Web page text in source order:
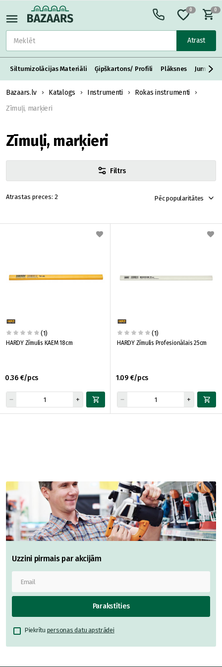
Atrast
0 0
Siltumizolācijas Materiāli Ģipškartons/ Profili Plāksnes Jumta
Bazaars.lv Katalogs Instrumenti
Rokas instrumenti
Zīmuļi, marķieri
Zīmuļi, marķieri
Filtrs
2 Pēc popularitātes
(1)
HARDY Zīmulis KAEM 18cm
0.36 €/pcs
(1)
HARDY Zīmulis Profesionālais 25cm
1.09 €/pcs
Uzzini pirmais par akcijām
Parakstīties
Piekrītu personas datu apstrādei